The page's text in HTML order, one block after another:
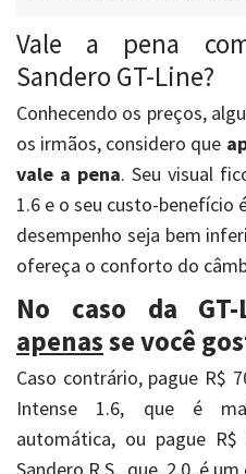
Vale a pena
Sandero GT-Line?
Conhecendo os preços,
os irmãos, considero que
vale a pena. Seu visual
1.6 e o seu custo-benefício
desempenho seja bem
ofereça o conforto do
No caso da
apenasse você
Caso contrário, pague R$
Intense 1.6, que é
automática, ou pague
Sandero R.S., que, 2.0, é